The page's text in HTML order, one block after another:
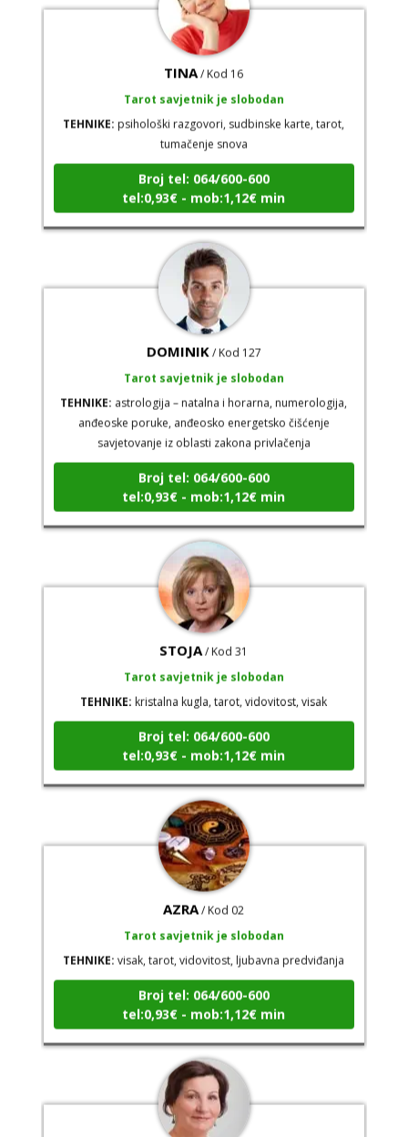
TINA/ Kod 16
psihološki razgovori, sudbinske karte, tarot,
tumačenje snova
Broj tel: 064/600-600
tel:0,93€ - mob:1,12€ min
DOMINIK/ Kod 127
astrologija – natalna i horarna, numerologija,
anđeoske poruke, anđeosko energetsko čišćenje
savjetovanje iz oblasti zakona privlačenja
Broj tel: 064/600-600
tel:0,93€ - mob:1,12€ min
STOJA/ Kod 31
Tarot savjetnik je slobodan
TEHNIKE:kristalna kugla, tarot, vidovitost, visak
Broj tel: 064/600-600
tel:0,93€ - mob:1,12€ min
AZRA/ Kod 02
visak, tarot, vidovitost, ljubavna predviđanja
Broj tel: 064/600-600
tel:0,93€ - mob:1,12€ min